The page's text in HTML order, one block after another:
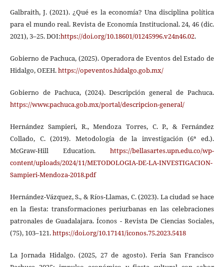
Galbraith, J. (2021). ¿Qué es la economía? Una disciplina política
para el mundo real. Revista de Economía Institucional. 24, 46 (dic.
2021), 3–25. DOI:https://doi.org/10.18601/01245996.v24n46.02.
Gobierno de Pachuca, (2025). Operadora de Eventos del Estado de
Hidalgo, OEEH.https://opeventos.hidalgo.gob.mx/
Gobierno de Pachuca, (2024). Descripción general de Pachuca.
https://www.pachuca.gob.mx/portal/descripcion-general/
Hernández Sampieri, R., Mendoza Torres, C. P., & Fernández
Collado, C. (2019). Metodología de la investigación (6ª ed.).
McGraw-Hill Education.https://bellasartes.upn.edu.co/wp-
content/uploads/2024/11/METODOLOGIA-DE-LA-INVESTIGACION-
Sampieri-Mendoza-2018.pdf
Hernández-Vázquez, S., & Ríos-Llamas, C. (2023). La ciudad se hace
en la fiesta: transformaciones periurbanas en las celebraciones
patronales de Guadalajara. Íconos - Revista De Ciencias Sociales,
(75), 103–121.https://doi.org/10.17141/iconos.75.2023.5418
La Jornada Hidalgo. (2025, 27 de agosto). Feria San Francisco